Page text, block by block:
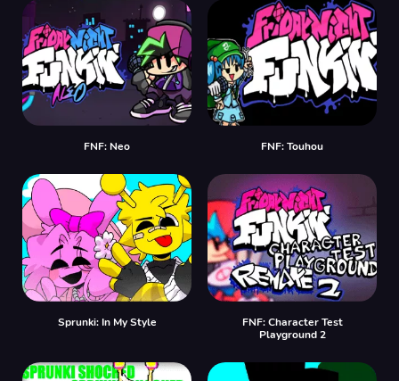
FNF: Neo FNF: Touhou
Sprunki: In My Style
FNF: Character Test
Playground 2